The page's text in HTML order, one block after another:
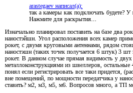
arastegaev написал(а):
так а камеры как подключать будете?
Нажмите для раскрытия...
Изначально планировал поставить на базе два
наностэйшн. Угол расположения всех камер
рокет, с двумя круговыми антеннами, рядом
наностэшн (таких точек получается 6 штук) 3 шт
рокет. В данном случае прямая видимость у
металлоконструкциями из швеллеров,
понял если регистрировать все таки придется,
вне помещений, по мощности передатчика у
ставить? м2, м3, м5, м6. Вопросов много, а ТП